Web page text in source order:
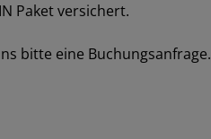
Paket versichert.
bitte eine Buchungsanfrage.